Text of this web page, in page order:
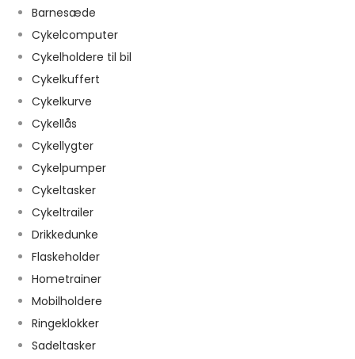
Barnesæde
Cykelcomputer
Cykelholdere til bil
Cykelkuffert
Cykelkurve
Cykellås
Cykellygter
Cykelpumper
Cykeltasker
Cykeltrailer
Drikkedunke
Flaskeholder
Hometrainer
Mobilholdere
Ringeklokker
Sadeltasker